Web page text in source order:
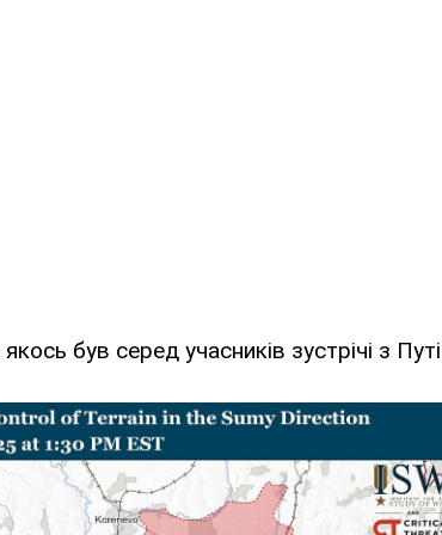
був серед учасників зустрічі з